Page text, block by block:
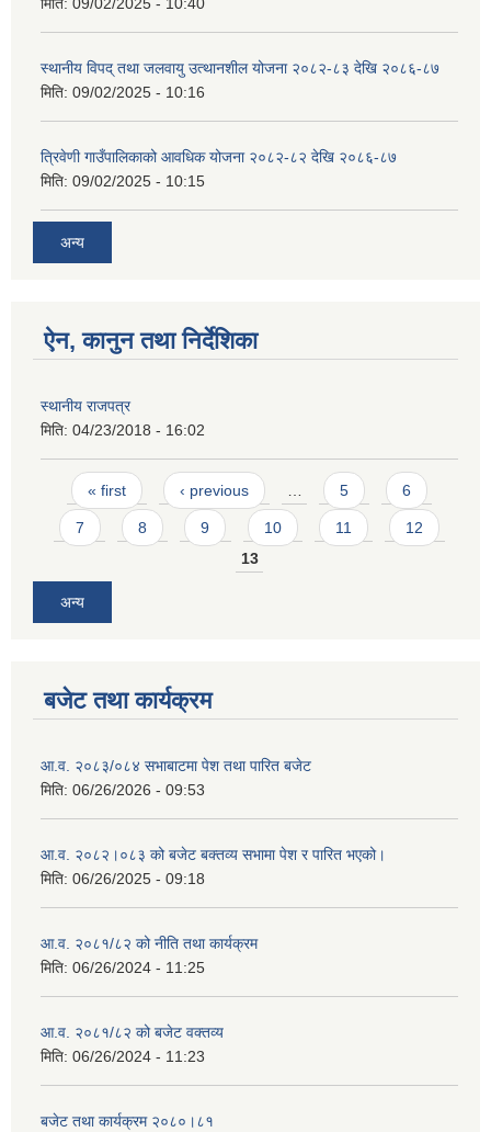
स्थानीय विपद् तथा जलवायु उत्थानशील योजना २०८२-८३ देखि २०८६-८७
मिति: 09/02/2025 - 10:16
त्रिवेणी गाउँपालिकाको आवधिक योजना २०८२-८२ देखि २०८६-८७
मिति: 09/02/2025 - 10:15
अन्य
ऐन, कानुन तथा निर्देशिका
स्थानीय राजपत्र
मिति: 04/23/2018 - 16:02
Pages
« first ‹ previous 5 6
7 8 9 10 11
12
13
अन्य
बजेट तथा कार्यक्रम
आ.व. २०८३/०८४ सभाबाटमा पेश तथा पारित बजेट
मिति: 06/26/2026 - 09:53
आ‍.व. २०८२।०८३ को बजेट बक्तव्य सभामा पेश र पारित भएको।
मिति: 06/26/2025 - 09:18
आ.व. २०८१/८२ को नीति तथा कार्यक्रम
मिति: 06/26/2024 - 11:25
आ.व. २०८१/८२ को बजेट वक्तव्य
मिति: 06/26/2024 - 11:23
बजेट तथा कार्यक्रम २०८०।८१